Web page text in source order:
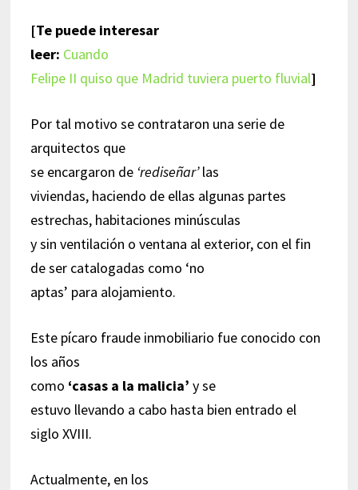
[Te puede interesar
leer: Cuando
Felipe II quiso que Madrid tuviera puerto fluvial]
Por tal motivo se contrataron una serie de
arquitectos que
se encargaron de ‘rediseñar’las
viviendas, haciendo de ellas algunas partes
estrechas, habitaciones minúsculas
y sin ventilación o ventana al exterior, con el fin
de ser catalogadas como ‘no
aptas’ para alojamiento.
Este pícaro fraude inmobiliario fue conocido con
los años
como ‘casas a la malicia’ y se
estuvo llevando a cabo hasta bien entrado el
siglo XVIII.
Actualmente, en los